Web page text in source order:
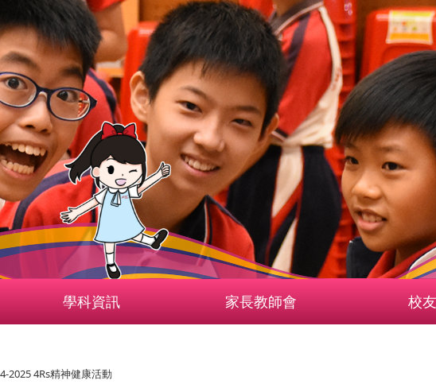
學科資訊 家長教師會 校
2025 4Rs精神健康活動